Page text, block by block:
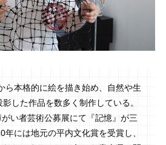
ら本格的に絵を描き始め、自然や生
した作品を数多く制作している。
い者芸術公募展にて『記憶』が三
には地元の平内文化賞を受賞し、